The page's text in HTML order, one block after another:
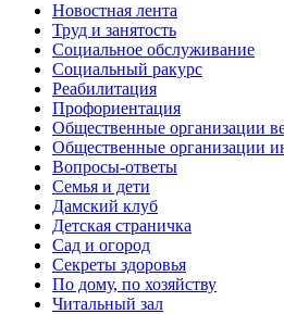
Новостная лента
Труд и занятость
Социальное обслуживание
Социальный ракурс
Реабилитация
Профориентация
Общественные организации
Общественные организации
Вопросы-ответы
Семья и дети
Дамский клуб
Детская страничка
Сад и огород
Секреты здоровья
По дому, по хозяйству
Читальный зал